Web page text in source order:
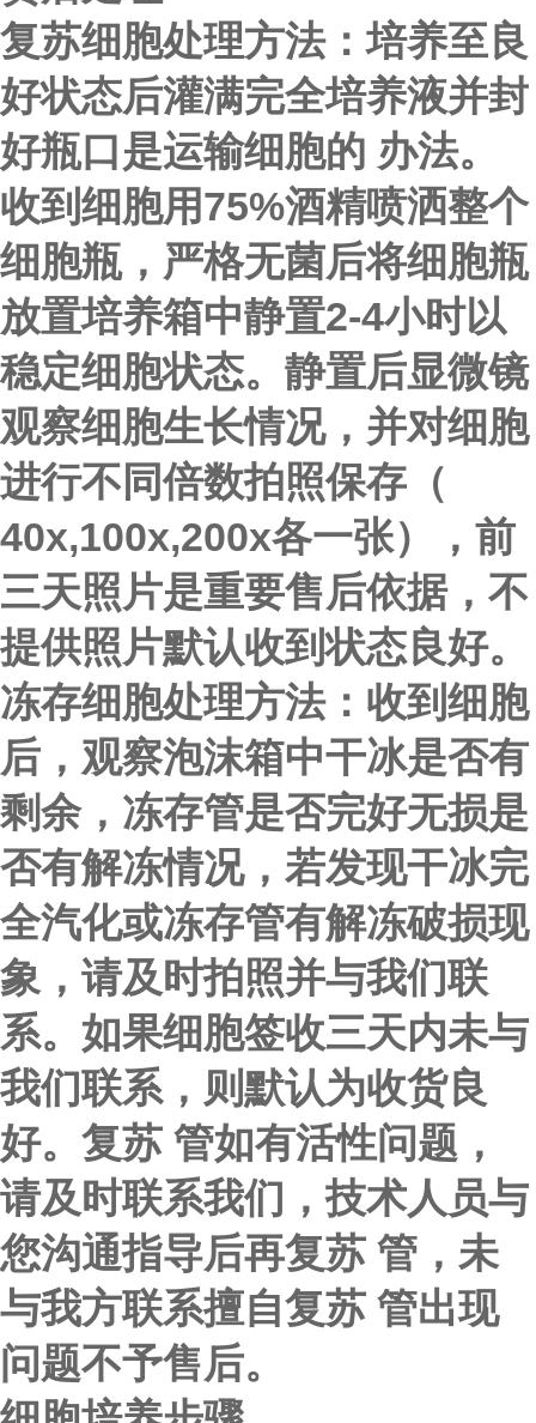
复苏细胞处理方法：培养至良
好状态后灌满完全培养液并封
好瓶口是运输细胞的 办法。
收到细胞用75%酒精喷洒整个
细胞瓶， 严格无菌后将细胞瓶
放置培养箱中静置2-4小时以
稳定细胞状态。静置后显微镜
观察细胞生长情况，并对细胞
进行不同倍数拍照保存（
40x,100x,200x各一张），前
三天照片是重要售后依据，不
提供照片默认收到状态良好。
冻存细胞处理方法： 收到细胞
后，观察泡沫箱中干冰是否有
剩余，冻存管是否完好无损是
否有解冻情况，若发现干冰完
全汽化或冻存管有解冻破损现
象，请及时拍照并与我们联
系。如果细胞签收三天内未与
我们联系，则默认为收货良
好。复苏 管如有活性问题，
请及时联系我们，技术人员与
您沟通指导后再复苏 管，未
与我方联系擅自复苏 管出现
问题不予售后。